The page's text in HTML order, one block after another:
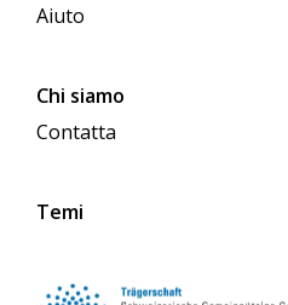
Aiuto
Chi siamo
Contatta
Temi